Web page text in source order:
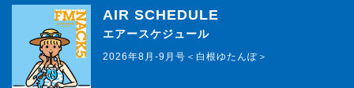
AIR SCHEDULE
エアースケジュール
2026年8月-9月号＜白根ゆたんぽ＞